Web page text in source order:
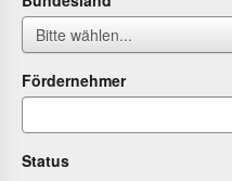
Bitte wählen...
Fördernehmer
Status